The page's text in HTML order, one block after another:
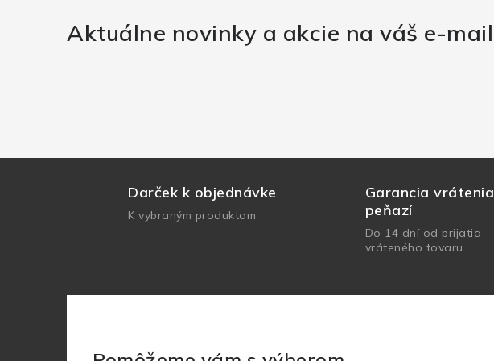
Aktuálne novinky a akcie na váš e-mail
Darček k objednávke
K vybraným produktom
Garancia vrátenia
peňazí
Do 14 dní od prijatia
vráteného tovaru